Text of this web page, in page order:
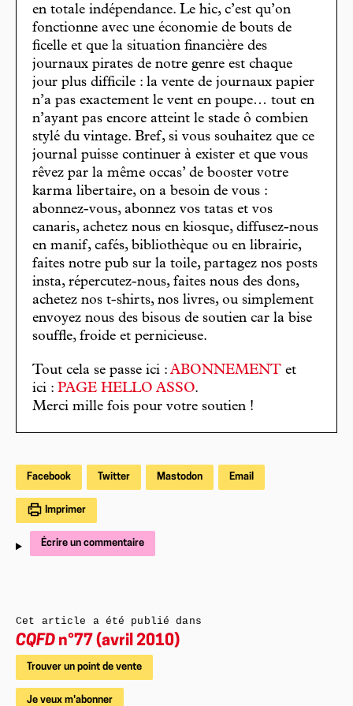
en totale indépendance. Le hic, c’est qu’on
fonctionne avec une économie de bouts de
ficelle et que la situation financière des
journaux pirates de notre genre est chaque
jour plus difficile : la vente de journaux papier
n’a pas exactement le vent en poupe… tout en
n’ayant pas encore atteint le stade ô combien
stylé du vintage. Bref, si vous souhaitez que ce
journal puisse continuer à exister et que vous
rêvez par la même occas’ de booster votre
karma libertaire, on a besoin de vous :
abonnez-vous, abonnez vos tatas et vos
canaris, achetez nous en kiosque, diffusez-nous
en manif, cafés, bibliothèque ou en librairie,
faites notre pub sur la toile, partagez nos posts
insta, répercutez-nous, faites nous des dons,
achetez nos t-shirts, nos livres, ou simplement
envoyez nous des bisous de soutien car la bise
souffle, froide et pernicieuse.
Tout cela se passe ici : ABONNEMENT et
ici : PAGE HELLO ASSO.
Merci mille fois pour votre soutien !
Facebook Twitter Mastodon Email
Imprimer
Écrire un commentaire
Cet article a été publié dans
CQFD n°77 (avril 2010)
Trouver un point de vente
Je veux m'abonner